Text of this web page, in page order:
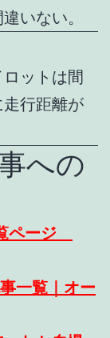
いない。
ットは間
行距離が
への
ページ
一覧｜オー